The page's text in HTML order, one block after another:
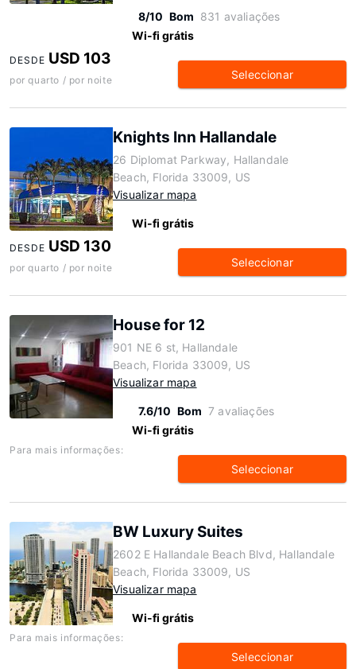
8/10 Bom 831 avaliações
Wi-fi grátis
DESDE USD 103
por quarto / por noite Seleccionar
Knights Inn Hallandale
26 Diplomat Parkway, Hallandale
Beach, Florida 33009, US
Visualizar mapa
Wi-fi grátis
DESDE USD 130
por quarto / por noite Seleccionar
House for 12
901 NE 6 st, Hallandale
Beach, Florida 33009, US
Visualizar mapa
7.6/10 Bom 7 avaliações
Wi-fi grátis
Para mais informações:
Seleccionar
BW Luxury Suites
2602 E Hallandale Beach Blvd, Hallandale
Beach, Florida 33009, US
Visualizar mapa
Wi-fi grátis
Para mais informações:
Seleccionar